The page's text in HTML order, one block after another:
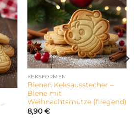
KEKSFORMEN
Bienen Keksausstecher –
Biene mit
Weihnachtsmütze (fliegend)
8,90 €